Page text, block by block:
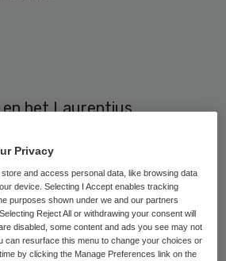
en het Laurentius
de onderlinge
versterken en zo een
van ziekenhuiszorg voor
te behouden. Beide
zelfstandig bestaan
Privacy
and access personal data, like browsing data
device. Selecting I Accept enables tracking
purposes shown under we and our partners
Reject All or withdrawing your consent will
disabled, some content and ads you see may not
can resurface this menu to change your choices or
by clicking the Manage Preferences link on the